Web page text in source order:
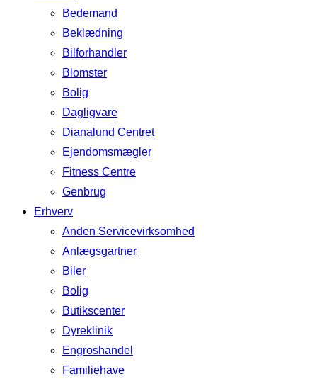
Bedemand
Beklædning
Bilforhandler
Blomster
Bolig
Dagligvare
Dianalund Centret
Ejendomsmægler
Fitness Centre
Genbrug
Erhverv
Anden Servicevirksomhed
Anlægsgartner
Biler
Bolig
Butikscenter
Dyreklinik
Engroshandel
Familiehave